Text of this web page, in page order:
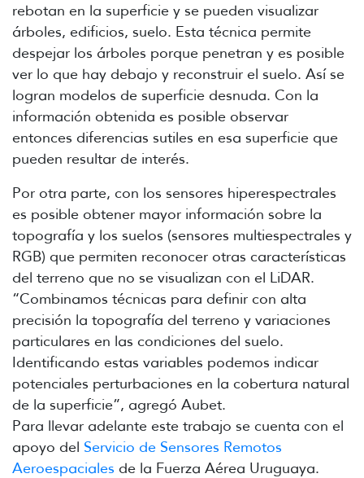
rebotan en la superficie y se pueden visualizar
árboles, edificios, suelo. Esta técnica permite
despejar los árboles porque penetran y es posible
ver lo que hay debajo y reconstruir el suelo. Así se
logran modelos de superficie desnuda. Con la
información obtenida es posible observar
entonces diferencias sutiles en esa superficie que
pueden resultar de interés.
Por otra parte, con los sensores hiperespectrales
es posible obtener mayor información sobre la
topografía y los suelos (sensores multiespectrales y
RGB) que permiten reconocer otras características
del terreno que no se visualizan con el LiDAR.
“Combinamos técnicas para definir con alta
precisión la topografía del terreno y variaciones
particulares en las condiciones del suelo.
Identificando estas variables podemos indicar
potenciales perturbaciones en la cobertura natural
de la superficie”, agregó Aubet.
Para llevar adelante este trabajo se cuenta con el
apoyo del Servicio de Sensores Remotos
Aeroespaciales de la Fuerza Aérea Uruguaya.